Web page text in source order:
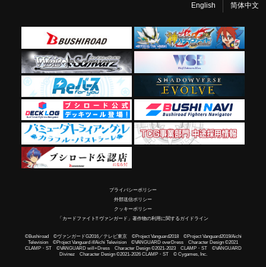
English 简体中文
プライバシーポリシー
外部送信ポリシー
クッキーポリシー
「カードファイト!! ヴァンガード」著作物の利用に関するガイドライン
©Bushiroad ©ヴァンガードG2016／テレビ東京 ©Project Vanguard2018 ©Project Vanguard2019/Aichi
Television ©Project Vanguard if/Aichi Television ©VANGUARD overDress Character Design ©2021
CLAMP・ST ©VANGUARD will+Dress Character Design ©2021-2023 CLAMP・ST ©VANGUARD
Divinez Character Design ©2021-2026 CLAMP・ST © Cygames, Inc.